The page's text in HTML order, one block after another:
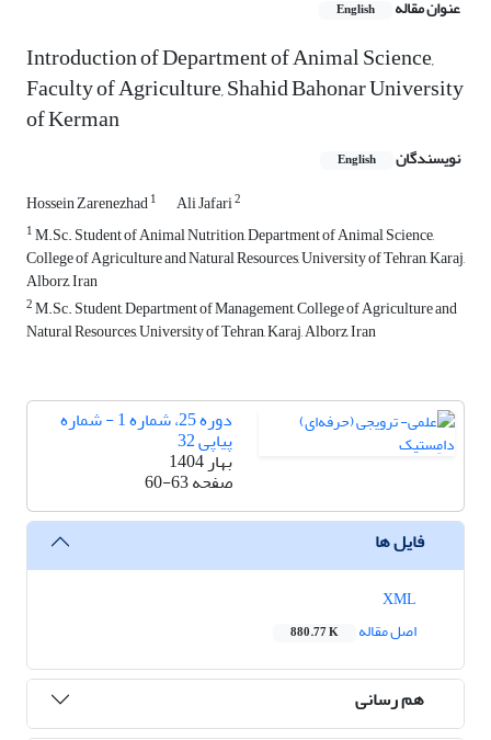
عنوان مقاله English
Introduction of Department of Animal Science,
Faculty of Agriculture, Shahid Bahonar University
of Kerman
نویسندگان English
Hossein Zarenezhad1 Ali Jafari2
1M.Sc. Student of Animal Nutrition, Department of Animal Science,
College of Agriculture and Natural Resources, University of Tehran, Karaj,
Alborz, Iran
2M.Sc. Student, Department of Management, College of Agriculture and
Natural Resources, University of Tehran, Karaj, Alborz, Iran
دوره 25، شماره 1 - شماره
پیاپی 32
بهار 1404
صفحه60-63
فایل ها
اصل مقاله
880.77 K
هم رسانی